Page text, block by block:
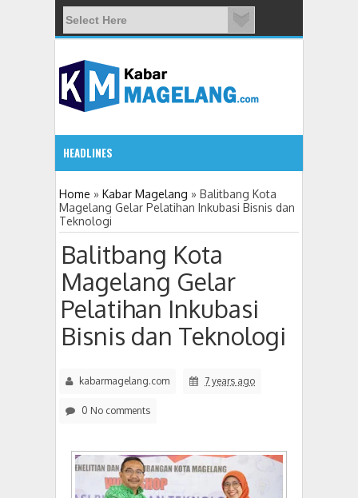
HEADLINES
09:08 AM
Wali Kota Magelang: Warga Bukan Sekadar Objek
Home » Kabar Magelang » Balitbang Kota
Magelang Gelar Pelatihan Inkubasi Bisnis dan
Teknologi
Balitbang Kota
Magelang Gelar
Pelatihan Inkubasi
Bisnis dan Teknologi
kabarmagelang.com 7 years ago
0 No comments